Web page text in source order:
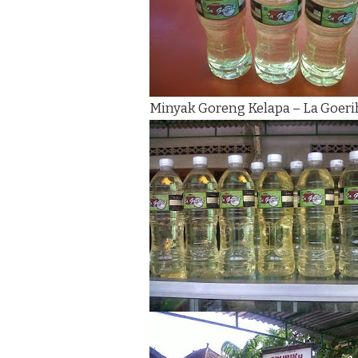
Minyak Goreng Kelapa – La